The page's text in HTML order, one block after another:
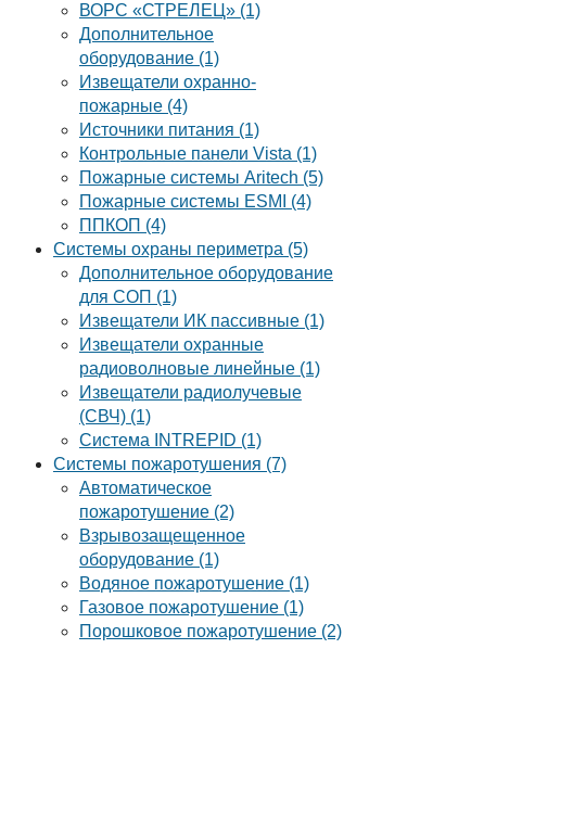
ВОРС «СТРЕЛЕЦ» (1)
Дополнительное
оборудование (1)
Извещатели охранно-
пожарные (4)
Источники питания (1)
Контрольные панели Vista (1)
Пожарные системы Aritech (5)
Пожарные системы ESMI (4)
ППКОП (4)
Системы охраны периметра (5)
Дополнительное оборудование
для СОП (1)
Извещатели ИК пассивные (1)
Извещатели охранные
радиоволновые линейные (1)
Извещатели радиолучевые
(СВЧ) (1)
Система INTREPID (1)
Системы пожаротушения (7)
Автоматическое
пожаротушение (2)
Взрывозащещенное
оборудование (1)
Водяное пожаротушение (1)
Газовое пожаротушение (1)
Порошковое пожаротушение (2)